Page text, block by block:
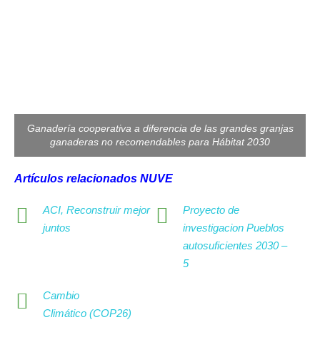
Ganadería cooperativa a diferencia de las grandes granjas
ganaderas no recomendables para Hábitat 2030
Artículos relacionados NUVE
ACI, Reconstruir mejor
juntos
Proyecto de
investigacion Pueblos
autosuficientes 2030 –
5
Cambio
Climático (COP26)